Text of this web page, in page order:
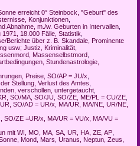
erreicht 0° Steinbock, "Geburt" des
Konjunktionen
Abnahme, m./w. Geburten in Intervallen,
18.000 Fälle, Statistik
Berichte über z. B. Skandale, Prominente
usw; Justiz, Kriminalität
Massenselbstmord,
Stundenastrologie,
Preise, SO/AP = JU/x
Stellung, Verlust des Amtes
verschollen, untergetaucht,
SO/MA, SO/JU, SO/ZE, ME/PL = CU/ZE,
SO/AD = UR/x, MA/UR, MA/NE, UR/NE,
SO/ZE =UR/x, MA/UR = VU/x, MA/VU =
mit WI, MO, MA, SA, UR, HA, ZE, AP,
Mond, Mars, Uranus, Neptun, Zeus,